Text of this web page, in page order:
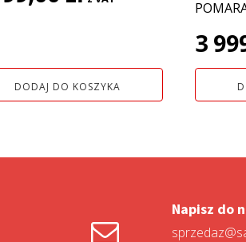
zł.
cena
999,00 zł.
DODAJ DO KOSZYKA
3
Napisz do